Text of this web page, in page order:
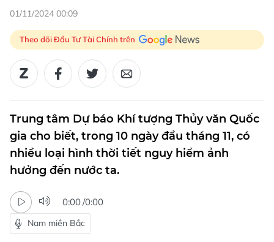
01/11/2024 00:09
Theo dõi Đầu Tư Tài Chính trên
Trung tâm Dự báo Khí tượng Thủy văn Quốc
gia cho biết, trong 10 ngày đầu tháng 11, có
nhiều loại hình thời tiết nguy hiểm ảnh
hưởng đến nước ta.
0:00/0:00
Nam miền Bắc